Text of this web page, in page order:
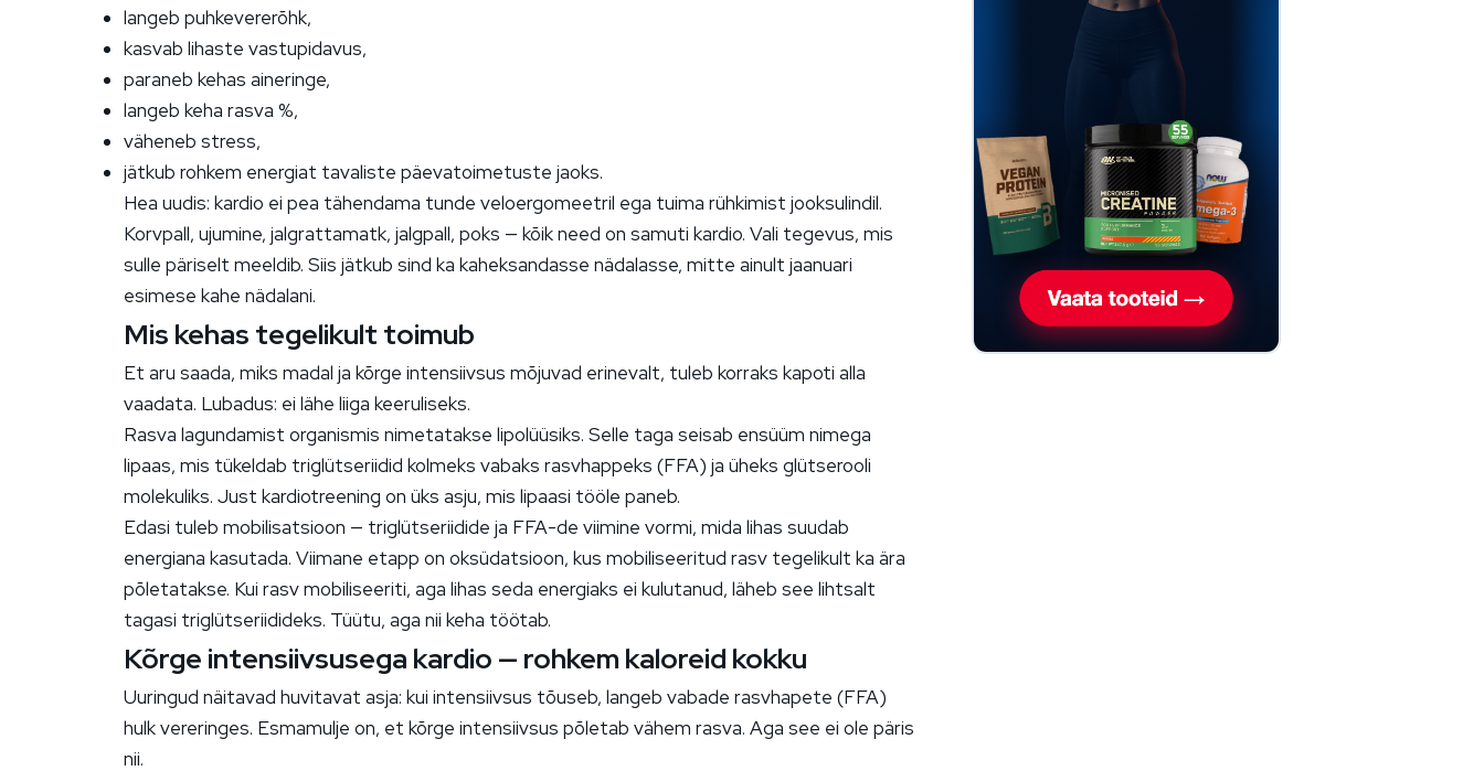
langeb puhkevererõhk,
kasvab lihaste vastupidavus,
paraneb kehas aineringe,
langeb keha rasva %,
väheneb stress,
jätkub rohkem energiat tavaliste päevatoimetuste jaoks.
Hea uudis: kardio ei pea tähendama tunde veloergomeetril ega tuima rühkimist jooksulindil.
Korvpall, ujumine, jalgrattamatk, jalgpall, poks — kõik need on samuti kardio. Vali tegevus, mis
sulle päriselt meeldib. Siis jätkub sind ka kaheksandasse nädalasse, mitte ainult jaanuari
esimese kahe nädalani.
Mis kehas tegelikult toimub
Et aru saada, miks madal ja kõrge intensiivsus mõjuvad erinevalt, tuleb korraks kapoti alla
vaadata. Lubadus: ei lähe liiga keeruliseks.
Rasva lagundamist organismis nimetatakse lipolüüsiks. Selle taga seisab ensüüm nimega
lipaas, mis tükeldab triglütseriidid kolmeks vabaks rasvhappeks (FFA) ja üheks glütserooli
molekuliks. Just kardiotreening on üks asju, mis lipaasi tööle paneb.
Edasi tuleb mobilisatsioon — triglütseriidide ja FFA-de viimine vormi, mida lihas suudab
energiana kasutada. Viimane etapp on oksüdatsioon, kus mobiliseeritud rasv tegelikult ka ära
põletatakse. Kui rasv mobiliseeriti, aga lihas seda energiaks ei kulutanud, läheb see lihtsalt
tagasi triglütseriidideks. Tüütu, aga nii keha töötab.
Kõrge intensiivsusega kardio — rohkem kaloreid kokku
Uuringud näitavad huvitavat asja: kui intensiivsus tõuseb, langeb vabade rasvhapete (FFA)
hulk vereringes. Esmamulje on, et kõrge intensiivsus põletab vähem rasva. Aga see ei ole päris
nii.